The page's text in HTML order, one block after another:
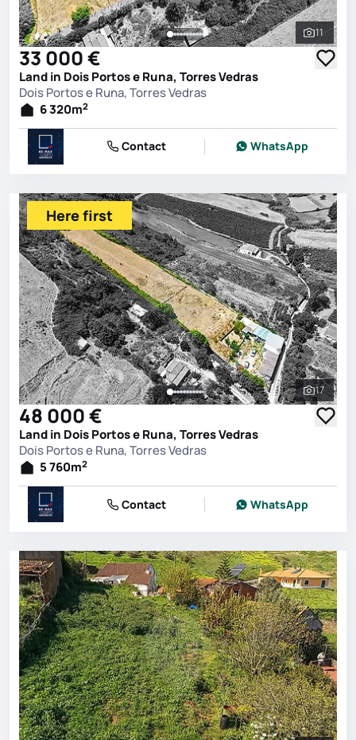
See all
11
33 000 €
Land in Dois Portos e Runa, Torres Vedras
Dois Portos e Runa, Torres Vedras
6 320m2
Contact WhatsApp
See all
17
Here first
48 000 €
Land in Dois Portos e Runa, Torres Vedras
Dois Portos e Runa, Torres Vedras
5 760m2
Contact WhatsApp